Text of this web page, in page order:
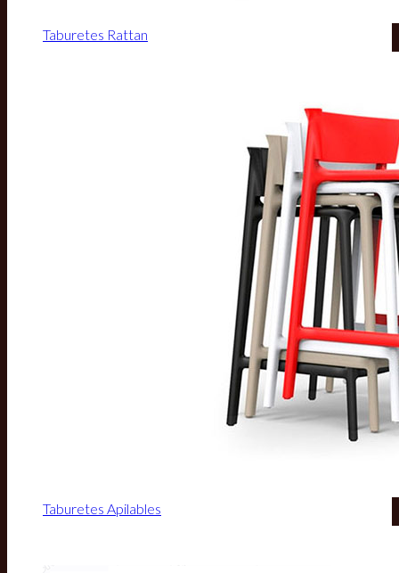
Taburetes Rattan
Taburetes Apilables